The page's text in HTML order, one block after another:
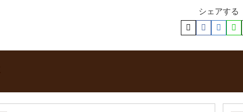
シェアする